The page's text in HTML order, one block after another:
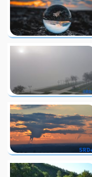
Finansiranje
O nama